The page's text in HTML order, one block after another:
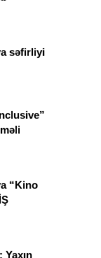
səfirliyi
“Kino